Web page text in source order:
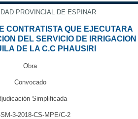
PROVINCIAL DE ESPINAR
CONTRATISTA QUE EJECUTARA
DEL SERVICIO DE IRRIGACION
DE LA C.C PHAUSIRI
Obra
Convocado
Simplificada
3-2018-CS-MPE/C-2